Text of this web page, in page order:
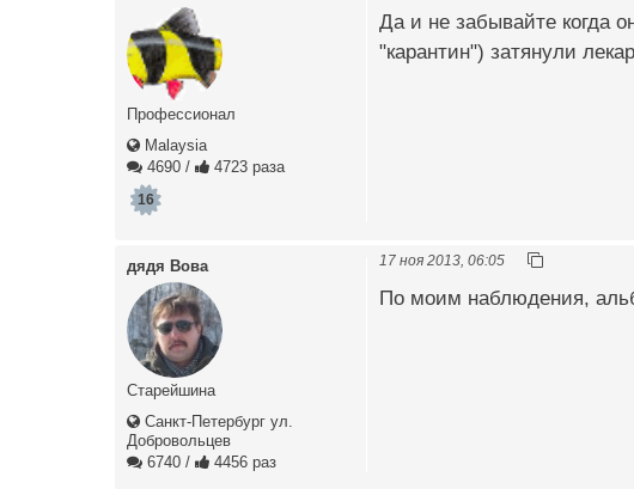
Профессионал
Malaysia
4690 / 4723 раза
16
Да и не забывайте когда
"карантин") затянули
дядя Вова
Старейшина
Санкт-Петербург ул.
Добровольцев
6740 / 4456 раз
17 ноя 2013, 06:05
По моим наблюдения,